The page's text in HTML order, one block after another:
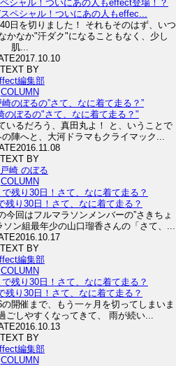
ペシャル！ついにあの人もeffec...
日を切りました！ それもそのはず、いつ
かなか"汗ダク"になることもなく、少し
肌...
2017.10.10
TEXT BY
編集部
COLUMN
のぼるの"さて、なに着て走る？"
いるだろう、真田丸よ！ と、いうことで
陣へと、大河ドラマもクライマック...
2016.11.08
TEXT BY
崎 のぼる
COLUMN
残り30日！さて、なに着て走る？
回はフルマラソンメンバーの”さきちょ
ソン組最年少の山口瑠香さんの「さて、...
2016.10.17
TEXT BY
編集部
COLUMN
残り30日！さて、なに着て走る？
開催まで、もう一ヶ月を切ってしまいま
ごしやすくなってきて、 雨が続い...
2016.10.13
TEXT BY
編集部
COLUMN